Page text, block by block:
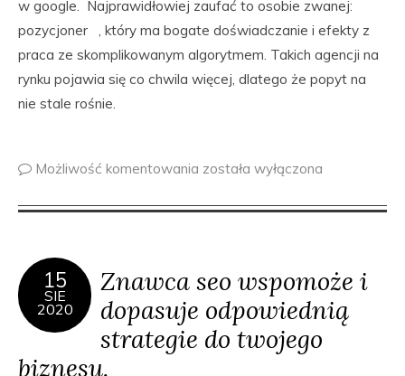
w google. Najprawidłowiej zaufać to osobie zwanej:
pozycjoner , który ma bogate doświadczanie i efekty z
praca ze skomplikowanym algorytmem. Takich agencji na
rynku pojawia się co chwila więcej, dlatego że popyt na
nie stale rośnie.
Możliwość komentowania została wyłączona
15
SIE
2020
Znawca seo wspomoże i
dopasuje odpowiednią
strategie do twojego
biznesu.